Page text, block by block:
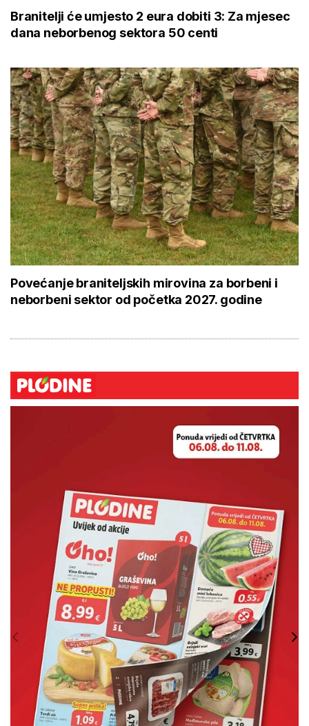
Branitelji će umjesto 2 eura dobiti 3: Za mjesec
dana neborbenog sektora 50 centi
Povećanje braniteljskih mirovina za borbeni i
neborbeni sektor od početka 2027. godine